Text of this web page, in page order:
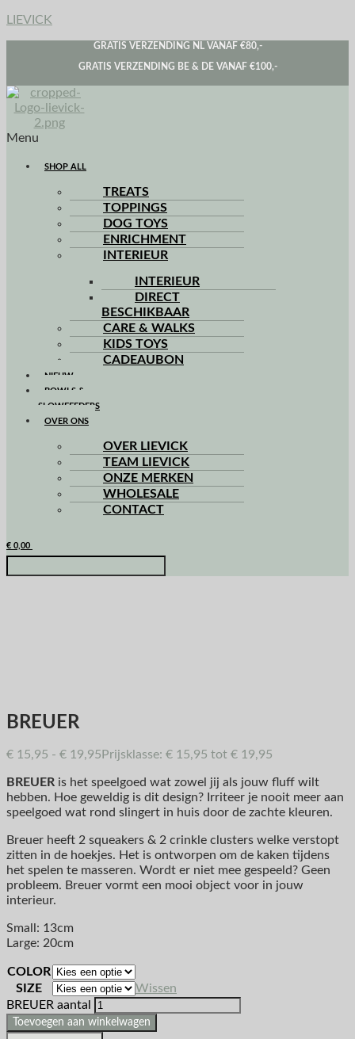
LIEVICK
GRATIS VERZENDING NL VANAF €80,-
GRATIS VERZENDING BE & DE VANAF €100,-
Menu
SHOP ALL
TREATS
TOPPINGS
DOG TOYS
ENRICHMENT
INTERIEUR
INTERIEUR
DIRECT
BESCHIKBAAR
CARE & WALKS
KIDS TOYS
CADEAUBON
NIEUW
BOWLS &
SLOWFEEDERS
OVER ONS
OVER LIEVICK
TEAM LIEVICK
ONZE MERKEN
WHOLESALE
CONTACT
€ 0,00
BREUER
€ 15,95 - € 19,95 Prijsklasse: € 15,95 tot € 19,95
BREUER is het speelgoed wat zowel jij als jouw fluff wilt
hebben. Hoe geweldig is dit design? Irriteer je nooit meer aan
speelgoed wat rond slingert in huis door de zachte kleuren.
Breuer heeft 2 squeakers & 2 crinkle clusters welke verstopt
zitten in de hoekjes. Het is ontworpen om de kaken tijdens
het spelen te masseren. Wordt er niet mee gespeeld? Geen
probleem. Breuer vormt een mooi object voor in jouw
interieur.
Small: 13cm
Large: 20cm
COLOR
SIZE
Wissen
BREUER aantal
Toevoegen aan winkelwagen